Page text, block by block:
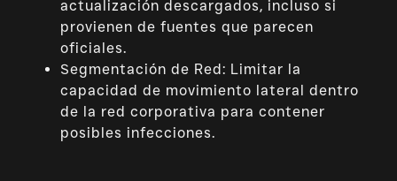
actualización descargados, incluso si
provienen de fuentes que parecen
oficiales.
Segmentación de Red: Limitar la
capacidad de movimiento lateral dentro
de la red corporativa para contener
posibles infecciones.